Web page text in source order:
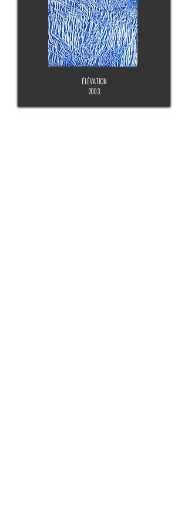
ÉLÉVATION
2003